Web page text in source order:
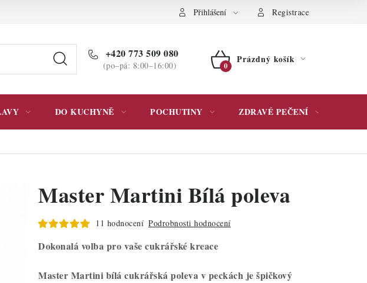
Podmínky ochrany osobních údajů Přihlášení Registrace
+420 773 509 080
(po–pá: 8:00–16:00)
NÁKUPNÍ
Prázdný košík
DO KUCHYNĚ POCHUTINY ZDRAVÉ PEČENÍ
Master Martini Bílá poleva
11 hodnocení Podrobnosti hodnocení
Dokonalá volba pro vaše cukrářské kreace
Master Martini bílá cukrářská poleva v peckách je špičkový